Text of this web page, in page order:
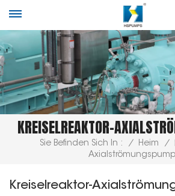
KREISELREAKTOR-
Sie Befinden Sich In : / Heim /
Kreiselreaktor-